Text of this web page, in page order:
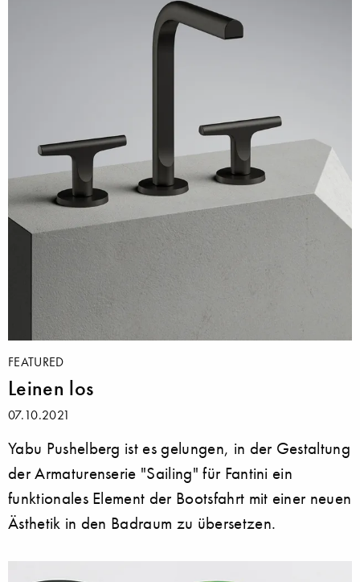
FEATURED
Leinen los
07.10.2021
Yabu Pushelberg ist es gelungen, in der Gestaltung
der Armaturenserie "Sailing" für Fantini ein
funktionales Element der Bootsfahrt mit einer neuen
Ästhetik in den Badraum zu übersetzen.